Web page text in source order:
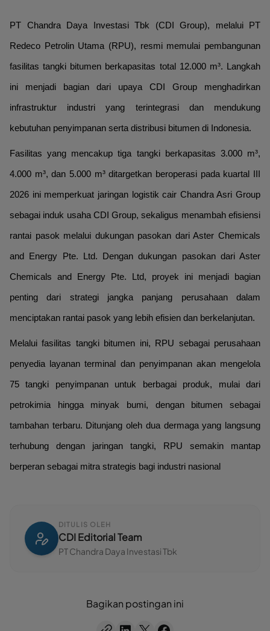
PT Chandra Daya Investasi Tbk (CDI Group), melalui PT
Redeco Petrolin Utama (RPU), resmi memulai pembangunan
fasilitas tangki bitumen berkapasitas total 12.000 m³. Langkah
ini menjadi bagian dari upaya CDI Group menghadirkan
infrastruktur industri yang terintegrasi dan mendukung
kebutuhan penyimpanan serta distribusi bitumen di Indonesia.
Fasilitas yang mencakup tiga tangki berkapasitas 3.000 m³,
4.000 m³, dan 5.000 m³ ditargetkan beroperasi pada kuartal III
2026 ini memperkuat jaringan logistik cair Chandra Asri Group
sebagai induk usaha CDI Group, sekaligus menambah efisiensi
rantai pasok melalui dukungan pasokan dari Aster Chemicals
and Energy Pte. Ltd. Dengan dukungan pasokan dari Aster
Chemicals and Energy Pte. Ltd, proyek ini menjadi bagian
penting dari strategi jangka panjang perusahaan dalam
menciptakan rantai pasok yang lebih efisien dan berkelanjutan.
Melalui fasilitas tangki bitumen ini, RPU sebagai perusahaan
penyedia layanan terminal dan penyimpanan akan mengelola
75 tangki penyimpanan untuk berbagai produk, mulai dari
petrokimia hingga minyak bumi, dengan bitumen sebagai
tambahan terbaru. Ditunjang oleh dua dermaga yang langsung
terhubung dengan jaringan tangki, RPU semakin mantap
berperan sebagai mitra strategis bagi industri nasional
DITULIS OLEH
CDI Editorial Team
PT Chandra Daya Investasi Tbk
Bagikan postingan ini